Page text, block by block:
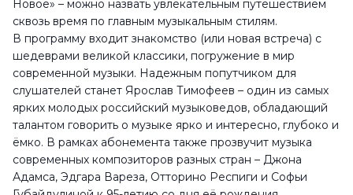
Новое» – можно назвать увлекательным путешествием
сквозь время по главным музыкальным стилям.
В программу входит знакомство (или новая встреча) с
шедеврами великой классики, погружение в мир
современной музыки. Надежным попутчиком для
слушателей станет Ярослав Тимофеев – один из самых
ярких молодых российский музыковедов, обладающий
талантом говорить о музыке ярко и интересно, глубоко и
ёмко. В рамках абонемента также прозвучит музыка
современных композиторов разных стран – Джона
Адамса, Эдгара Вареза, Отторино Респиги и Софьи